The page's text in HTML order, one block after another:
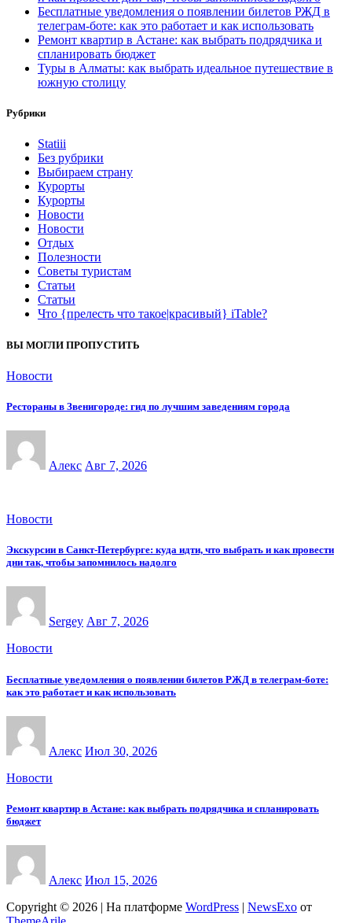
Бесплатные уведомления о появлении билетов РЖД в
телеграм-боте: как это работает и как использовать
Ремонт квартир в Астане: как выбрать подрядчика и
спланировать бюджет
Туры в Алматы: как выбрать идеальное путешествие в
южную столицу
Рубрики
Statiii
Без рубрики
Выбираем страну
Курорты
Курорты
Новости
Новости
Отдых
Полезности
Советы туристам
Статьи
Статьи
Что {прелесть что такое|красивый} iTable?
ВЫ МОГЛИ ПРОПУСТИТЬ
Новости
Рестораны в Звенигороде: гид по лучшим заведениям города
Алекс Авг 7, 2026
Новости
Экскурсии в Санкт-Петербурге: куда идти, что выбрать и как провести
дни так, чтобы запомнилось надолго
Sergey Авг 7, 2026
Новости
Бесплатные уведомления о появлении билетов РЖД в телеграм-боте:
как это работает и как использовать
Алекс Июл 30, 2026
Новости
Ремонт квартир в Астане: как выбрать подрядчика и спланировать
бюджет
Алекс Июл 15, 2026
Copyright © 2026 | На платформе WordPress | NewsExo от